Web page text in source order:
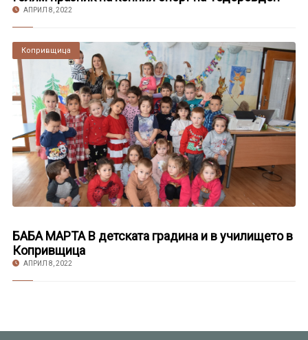
АПРИЛ 8, 2022
Копривщица
БАБА МАРТА В детската градина и в училището в
Копривщица
АПРИЛ 8, 2022